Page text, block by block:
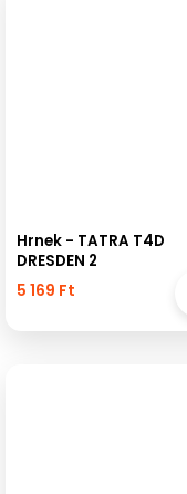
Hrnek - TATRA T4D
DRESDEN 2
5 169 Ft